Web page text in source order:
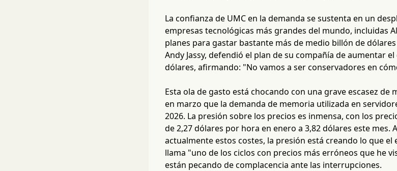
La confianza de UMC en la demanda se sustenta en un
empresas tecnológicas más grandes del mundo, incluidas
planes para gastar bastante más de medio billón de dólares
Andy Jassy, defendió el plan de su compañía de aumentar
dólares, afirmando: "No vamos a ser conservadores en
Esta ola de gasto está chocando con una grave escasez de
en marzo que la demanda de memoria utilizada en
2026. La presión sobre los precios es inmensa, con los
de 2,27 dólares por hora en enero a 3,82 dólares este
actualmente estos costes, la presión está creando lo que
llama "uno de los ciclos con precios más erróneos que he
están pecando de complacencia ante las interrupciones.